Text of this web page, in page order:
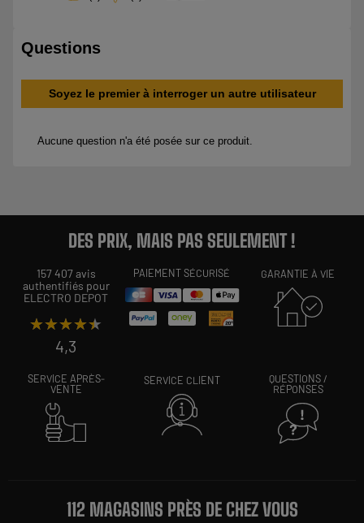
DES PRIX, MAIS PAS SEULEMENT !
157 407 avis
authentifiés pour
ELECTRO DEPOT
★★★★★
★★★★★
4,3
PAIEMENT SÉCURISÉ GARANTIE À VIE
SERVICE APRÈS-
VENTE
SERVICE CLIENT
QUESTIONS /
RÉPONSES
112 MAGASINS PRÈS DE CHEZ VOUS